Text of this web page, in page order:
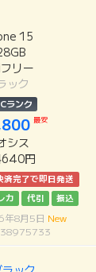
15
リー
ック
ランク
最安
シス
640円
完了で即日発送
カ 代引 振込
年8月5日 New
38975733